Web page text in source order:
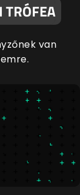
TRÓFEA
van